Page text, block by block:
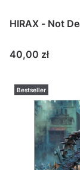
HIRAX - Not
Cena
40,00 zł
Bestseller